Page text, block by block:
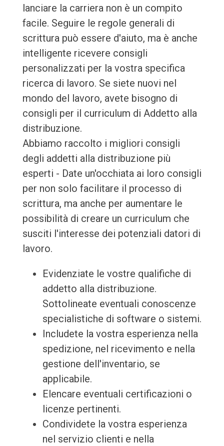
lanciare la carriera non è un compito
facile. Seguire le regole generali di
scrittura può essere d'aiuto, ma è anche
intelligente ricevere consigli
personalizzati per la vostra specifica
ricerca di lavoro. Se siete nuovi nel
mondo del lavoro, avete bisogno di
consigli per il curriculum di Addetto alla
distribuzione.
Abbiamo raccolto i migliori consigli
degli addetti alla distribuzione più
esperti - Date un'occhiata ai loro consigli
per non solo facilitare il processo di
scrittura, ma anche per aumentare le
possibilità di creare un curriculum che
susciti l'interesse dei potenziali datori di
lavoro.
Evidenziate le vostre qualifiche di
addetto alla distribuzione.
Sottolineate eventuali conoscenze
specialistiche di software o sistemi.
Includete la vostra esperienza nella
spedizione, nel ricevimento e nella
gestione dell'inventario, se
applicabile.
Elencare eventuali certificazioni o
licenze pertinenti.
Condividete la vostra esperienza
nel servizio clienti e nella